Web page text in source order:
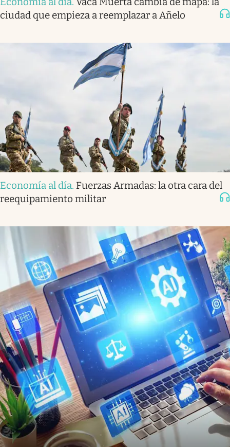
ciudad que empieza a reemplazar a Añelo
Economía al día. Fuerzas Armadas: la otra cara del
reequipamiento militar